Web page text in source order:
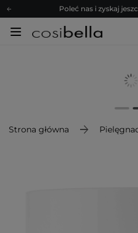
Poleć nas i zyskaj
Zapisz się na
Poleć nas i zyskaj
Strona główna